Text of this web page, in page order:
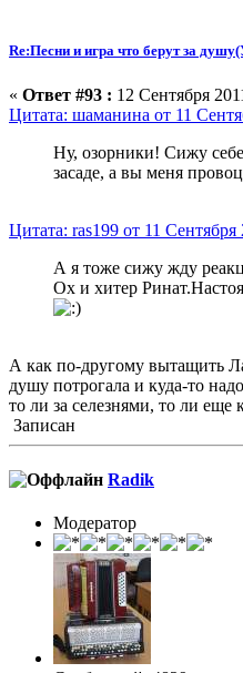
Re:Песни и игра что берут за
« Ответ #93 : 12 Сентября
Цитата: шаманина от 11
Ну, озорники! Сижу
засаде, а вы меня
Цитата: ras199 от 11 Сентября
А я тоже сижу жду
Ох и хитер
А как по-другому вытащить
душу потрогала и куда-то
то ли за селезнями, то ли еще
Записан
Radik
Модератор